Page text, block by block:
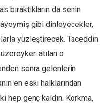
bıraktıkların da senin
gibi dinleyecekler,
yüzleştirecek. Taceddin
atılan o
sonra gelenlerin
en eski halklarından
hep genç kaldın. Korkma,